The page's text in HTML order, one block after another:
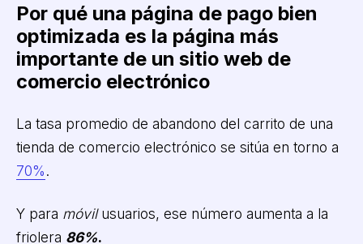
Por qué una página de pago bien
optimizada es la página más
importante de un sitio web de
comercio electrónico
La tasa promedio de abandono del carrito de una
tienda de comercio electrónico se sitúa en torno a
70%.
Y para móvilusuarios, ese número aumenta a la
friolera 86%.